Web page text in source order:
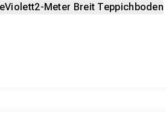
Violett2-Meter Breit Teppichboden